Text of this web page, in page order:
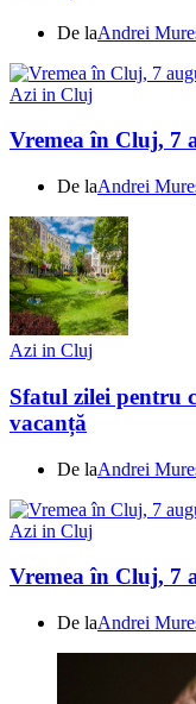
De laAndrei
Azi in Cluj
Vremea în Cluj, 7
De laAndrei
Azi in Cluj
Sfatul zilei pentru
vacanță
De laAndrei
Azi in Cluj
Vremea în Cluj, 7
De laAndrei